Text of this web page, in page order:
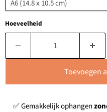
Hoeveelheid
Toevoegen
✅ Gemakkelijk ophangen